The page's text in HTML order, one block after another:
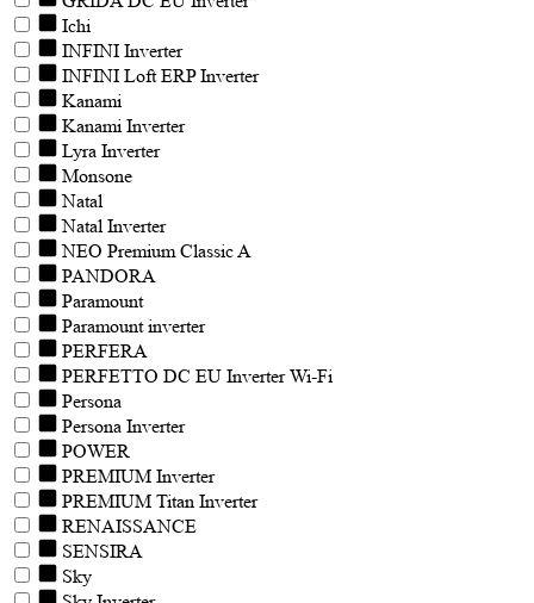
Ichi
INFINI Inverter
INFINI Loft ERP Inverter
Kanami
Kanami Inverter
Lyra Inverter
Monsone
Natal
Natal Inverter
NEO Premium Classic A
PANDORA
Paramount
Paramount inverter
PERFERA
PERFETTO DC EU Inverter Wi-Fi
Persona
Persona Inverter
POWER
PREMIUM Inverter
PREMIUM Titan Inverter
RENAISSANCE
SENSIRA
Sky